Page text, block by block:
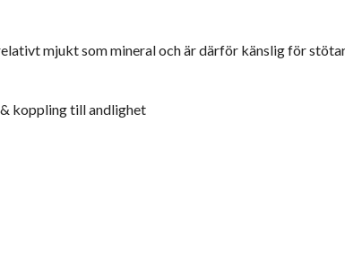
mjukt som mineral och är därför känslig för
koppling till andlighet